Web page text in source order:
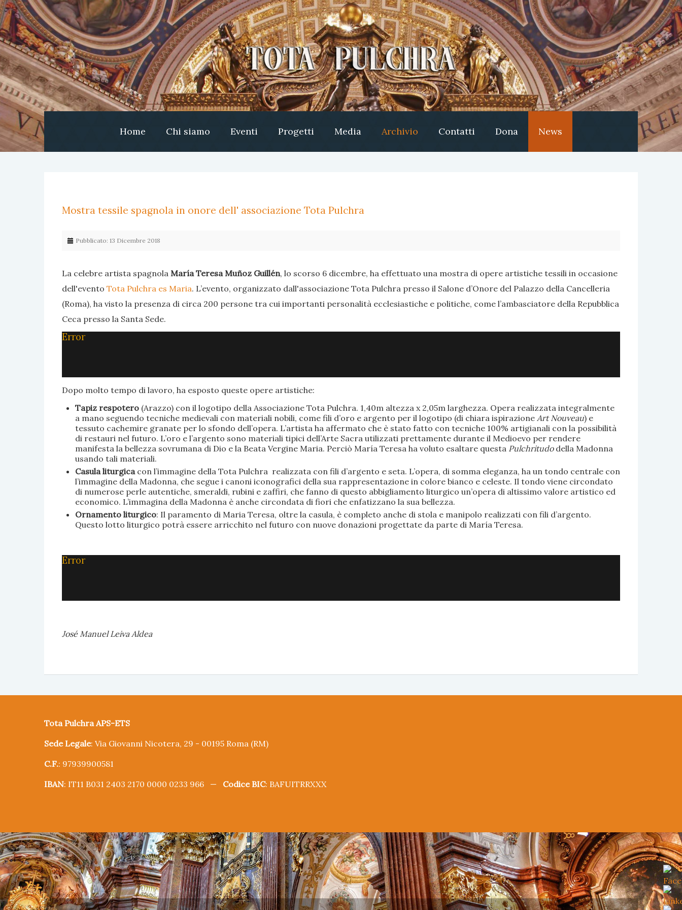
Home Chi siamo Eventi Progetti Media Archivio Contatti Dona News
Mostra tessile spagnola in onore dell' associazione Tota Pulchra
Pubblicato: 13 Dicembre 2018
La celebre artista spagnola María Teresa Muñoz Guillén, lo scorso 6 dicembre, ha effettuato una mostra di opere artistiche tessili in occasione
dell'evento Tota Pulchra es Maria. L’evento, organizzato dall'associazione Tota Pulchra presso il Salone d’Onore del Palazzo della Cancelleria
(Roma), ha visto la presenza di circa 200 persone tra cui importanti personalità ecclesiastiche e politiche, come l’ambasciatore della Repubblica
Ceca presso la Santa Sede.
Error
Dopo molto tempo di lavoro, ha esposto queste opere artistiche:
Tapiz respotero(Arazzo) con il logotipo della Associazione Tota Pulchra. 1,40m altezza x 2,05m larghezza. Opera realizzata integralmente
a mano seguendo tecniche medievali con materiali nobili, come fili d’oro e argento per il logotipo (di chiara ispirazione Art Nouveau) e
tessuto cachemire granate per lo sfondo dell’opera. L’artista ha affermato che è stato fatto con tecniche 100% artigianali con la possibilità
di restauri nel futuro. L’oro e l’argento sono materiali tipici dell’Arte Sacra utilizzati prettamente durante il Medioevo per rendere
manifesta la bellezza sovrumana di Dio e la Beata Vergine Maria. Perciò María Teresa ha voluto esaltare questa Pulchritudo della Madonna
usando tali materiali.
Casula liturgica con l’immagine della Tota Pulchra realizzata con fili d’argento e seta. L’opera, di somma eleganza, ha un tondo centrale con
l’immagine della Madonna, che segue i canoni iconografici della sua rappresentazione in colore bianco e celeste. Il tondo viene circondato
di numerose perle autentiche, smeraldi, rubini e zaffiri, che fanno di questo abbigliamento liturgico un’opera di altissimo valore artistico ed
economico. L’immagina della Madonna è anche circondata di fiori che enfatizzano la sua bellezza.
Ornamento liturgico: Il paramento di Maria Teresa, oltre la casula, è completo anche di stola e manipolo realizzati con fili d’argento.
Questo lotto liturgico potrà essere arricchito nel futuro con nuove donazioni progettate da parte di María Teresa.
Error
José Manuel Leiva Aldea
Tota Pulchra APS-ETS
Sede Legale: Via Giovanni Nicotera, 29 - 00195 Roma (RM)
C.F.: 97939900581
IBAN: IT11 B031 2403 2170 0000 0233 966 — Codice BIC: BAFUITRRXXX